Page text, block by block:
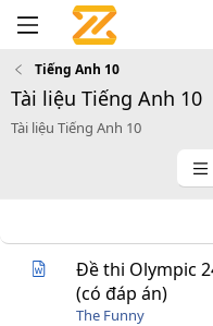
Tiếng Anh 10
Tài liệu Tiếng Anh 10
Tài liệu Tiếng Anh 10
Đề thi Olympic
(có đáp án)
The Funny